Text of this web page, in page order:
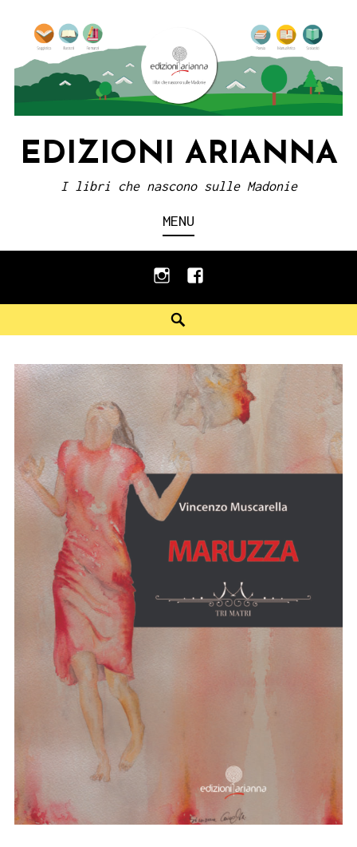
content
EDIZIONI ARIANNA
I libri che nascono sulle Madonie
MENU
instagramfacebook